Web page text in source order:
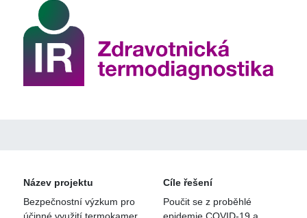
Název projektu
Bezpečnostní výzkum pro
Cíle řešení
Poučit se z proběhlé